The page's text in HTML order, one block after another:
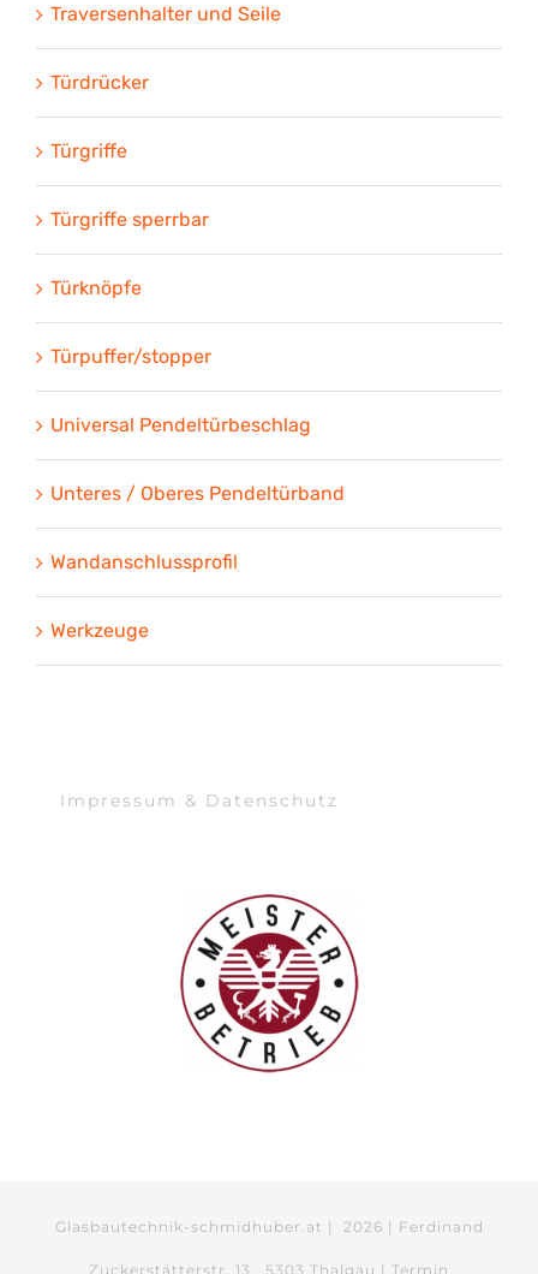
Traversenhalter und Seile
Türdrücker
Türgriffe
Türgriffe sperrbar
Türknöpfe
Türpuffer/stopper
Universal Pendeltürbeschlag
Unteres / Oberes Pendeltürband
Wandanschlussprofil
Werkzeuge
Impressum & Datenschutz
Glasbautechnik-schmidhuber.at | 2026 | Ferdinand
Zuckerstätterstr. 13 . 5303 Thalgau | Termin